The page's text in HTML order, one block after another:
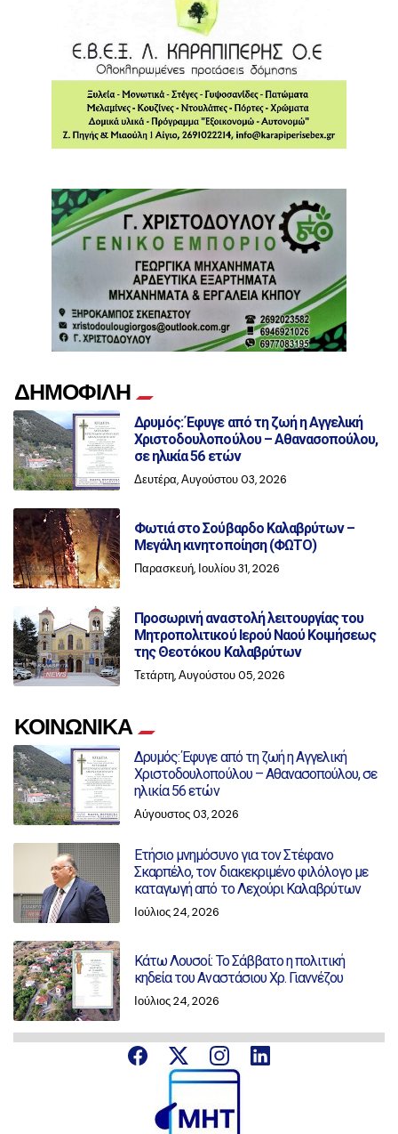
ΔΗΜΟΦΙΛΗ
Δρυμός: Έφυγε από τη ζωή η Αγγελική
Χριστοδουλοπούλου – Αθανασοπούλου,
σε ηλικία 56 ετών
Δευτέρα, Αυγούστου 03, 2026
Φωτιά στο Σούβαρδο Καλαβρύτων –
Μεγάλη κινητοποίηση (ΦΩΤΟ)
Παρασκευή, Ιουλίου 31, 2026
Προσωρινή αναστολή λειτουργίας του
Μητροπολιτικού Ιερού Ναού Κοιμήσεως
της Θεοτόκου Καλαβρύτων
Τετάρτη, Αυγούστου 05, 2026
ΚΟΙΝΩΝΙΚΑ
Δρυμός: Έφυγε από τη ζωή η Αγγελική
Χριστοδουλοπούλου – Αθανασοπούλου, σε
ηλικία 56 ετών
Αύγουστος 03, 2026
Ετήσιο μνημόσυνο για τον Στέφανο
Σκαρπέλο, τον διακεκριμένο φιλόλογο με
καταγωγή από το Λεχούρι Καλαβρύτων
Ιούλιος 24, 2026
Κάτω Λουσοί: Το Σάββατο η πολιτική
κηδεία του Αναστάσιου Χρ. Γιαννέζου
Ιούλιος 24, 2026